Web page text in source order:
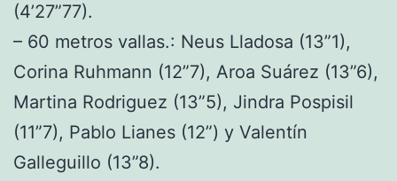
(4’27”77).
– 60 metros vallas.: Neus Lladosa (13”1),
Corina Ruhmann (12”7), Aroa Suárez (13”6),
Martina Rodriguez (13”5), Jindra Pospisil
(11”7), Pablo Lianes (12”) y Valentín
Galleguillo (13”8).